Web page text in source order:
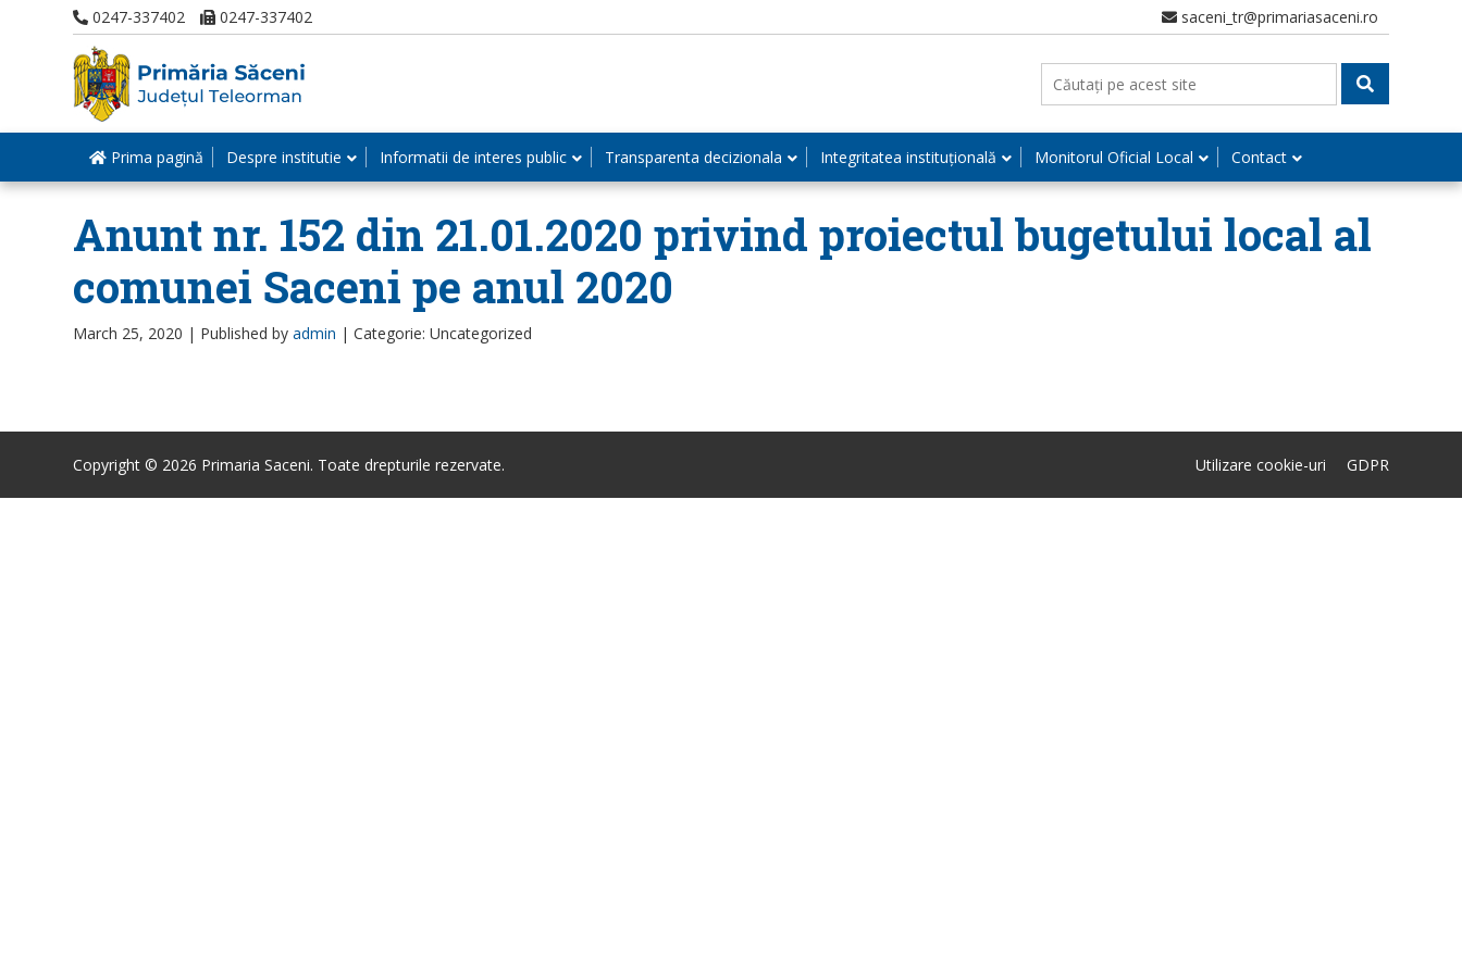
0247-337402 0247-337402 saceni_tr@primariasaceni.ro
Prima pagină Despre institutie Informatii de interes public Transparenta decizionala Integritatea instituțională Monitorul Oficial Local Contact
Anunt nr. 152 din 21.01.2020 privind proiectul bugetului local al
comunei Saceni pe anul 2020
March 25, 2020 | Published by admin | Categorie: Uncategorized
Copyright © 2026 Primaria Saceni. Toate drepturile rezervate. Utilizare cookie-uri GDPR